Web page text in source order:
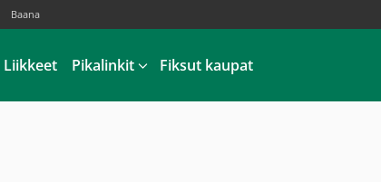
Baana
Liikkeet Pikalinkit Fiksut kaupat